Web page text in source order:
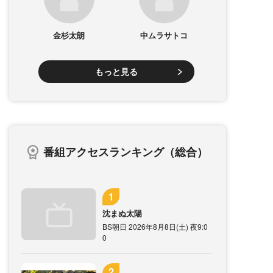
金杉太朗 中ムラサトコ
もっと見る
番組アクセスランキング（総合）
沈まぬ太陽
BS朝日 2026年8月8日(土) 夜9:0
0